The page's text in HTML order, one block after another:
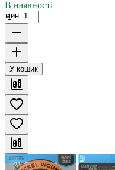
В наявності
мин. 1
У кошик